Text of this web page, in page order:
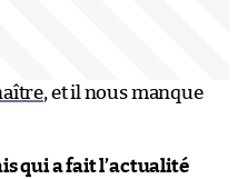
, et il nous manque
qui a fait l’actualité